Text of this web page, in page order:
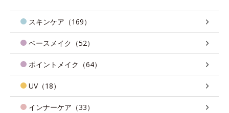
スキンケア（169）
ベースメイク（52）
ポイントメイク（64）
UV（18）
インナーケア（33）